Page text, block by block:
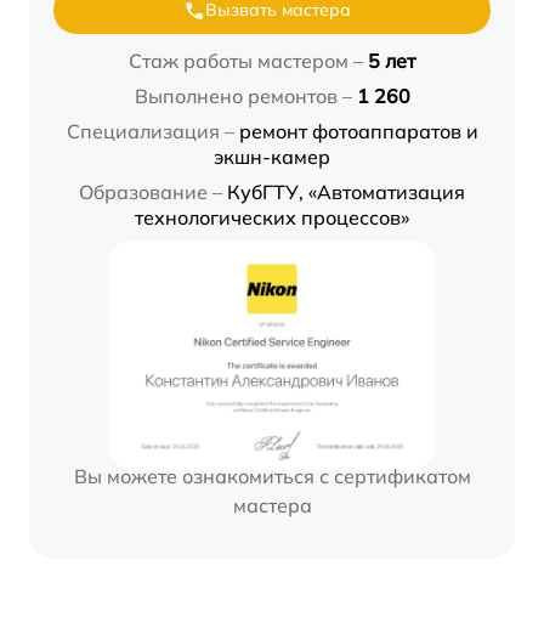
Вызвать мастера
Стаж работы мастером – 5 лет
Выполнено ремонтов – 1 260
Специализация – ремонт фотоаппаратов и
экшн-камер
Образование – КубГТУ, «Автоматизация
технологических процессов»
Вы можете ознакомиться с сертификатом
мастера